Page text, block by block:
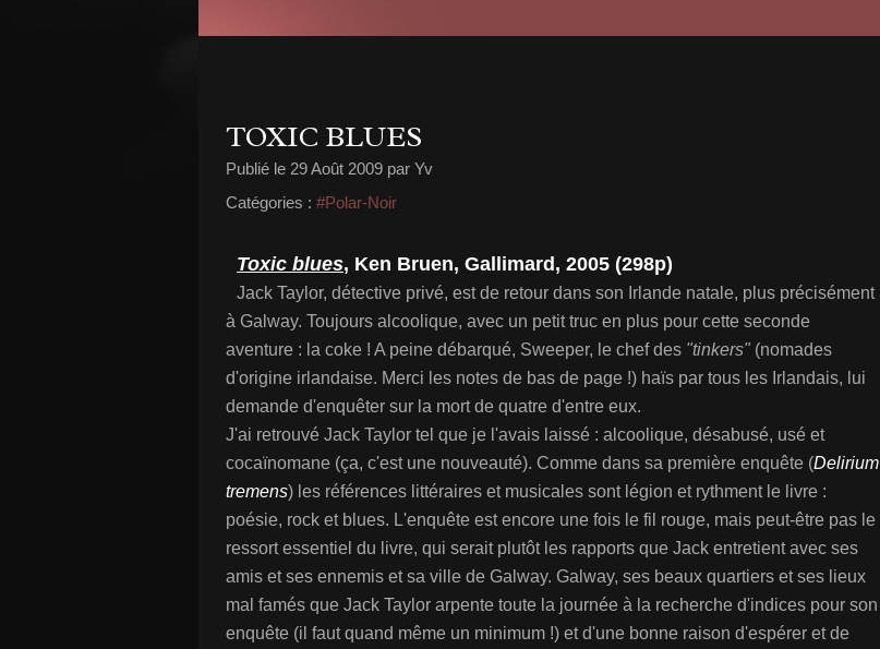
TOXIC BLUES
Publié le 29 Août 2009 par Yv
Catégories : #Polar-Noir
Toxic blues, Ken Bruen, Gallimard, 2005 (298p)
Jack Taylor, détective privé, est de retour dans son Irlande natale, plus précisément
à Galway. Toujours alcoolique, avec un petit truc en plus pour cette seconde
aventure : la coke ! A peine débarqué, Sweeper, le chef des "tinkers" (nomades
d'origine irlandaise. Merci les notes de bas de page !) haïs par tous les Irlandais, lui
demande d'enquêter sur la mort de quatre d'entre eux.
J'ai retrouvé Jack Taylor tel que je l'avais laissé : alcoolique, désabusé, usé et
cocaïnomane (ça, c'est une nouveauté). Comme dans sa première enquête (Delirium
tremens) les références littéraires et musicales sont légion et rythment le livre :
poésie, rock et blues. L'enquête est encore une fois le fil rouge, mais peut-être pas le
ressort essentiel du livre, qui serait plutôt les rapports que Jack entretient avec ses
amis et ses ennemis et sa ville de Galway. Galway, ses beaux quartiers et ses lieux
mal famés que Jack Taylor arpente toute la journée à la recherche d'indices pour son
enquête (il faut quand même un minimum !) et d'une bonne raison d'espérer et de